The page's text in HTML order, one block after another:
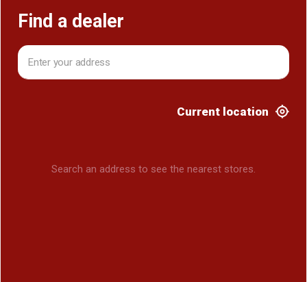
Find a dealer
Current location
Search an address to see the nearest stores.